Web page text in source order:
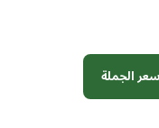
الجملة